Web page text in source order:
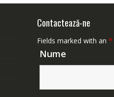
Contactează-ne
Fields marked with an *
Nume